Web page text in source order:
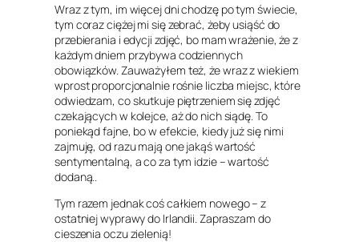
Wraz z tym, im więcej dni chodzę po tym świecie,
tym coraz ciężej mi się zebrać, żeby usiąść do
przebierania i edycji zdjęć, bo mam wrażenie, że z
każdym dniem przybywa codziennych
obowiązków. Zauważyłem też, że wraz z wiekiem
wprost proporcjonalnie rośnie liczba miejsc, które
odwiedzam, co skutkuje piętrzeniem się zdjęć
czekających w kolejce, aż do nich siądę. To
poniekąd fajne, bo w efekcie, kiedy już się nimi
zajmuję, od razu mają one jakąś wartość
sentymentalną, a co za tym idzie – wartość
dodaną..
Tym razem jednak coś całkiem nowego – z
ostatniej wyprawy do Irlandii. Zapraszam do
cieszenia oczu zielenią!